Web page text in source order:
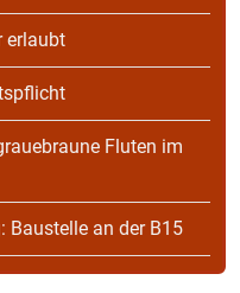
erlaubt
Fluten im
Baustelle an der B15